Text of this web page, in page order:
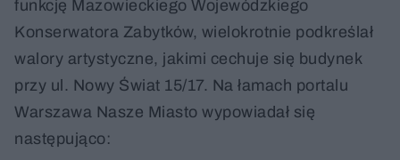
funkcję Mazowieckiego Wojewódzkiego
Konserwatora Zabytków, wielokrotnie podkreślał
walory artystyczne, jakimi cechuje się budynek
przy ul. Nowy Świat 15/17. Na łamach portalu
Warszawa Nasze Miasto wypowiadał się
następująco: